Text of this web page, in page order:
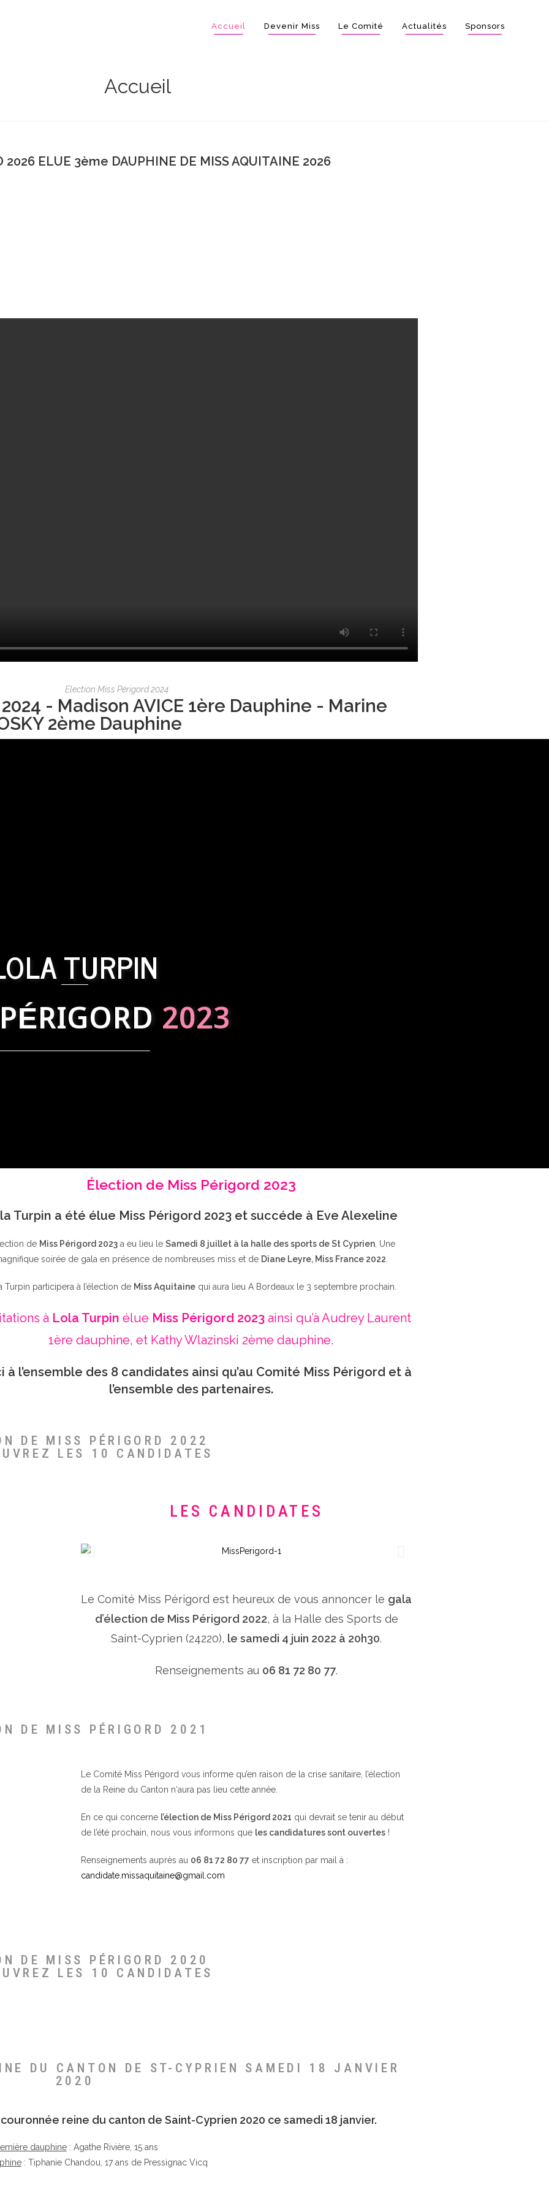
Accueil Devenir Miss Le Comité Actualités Sponsors
Accueil
2026 ELUE 3ème DAUPHINE DE MISS AQUITAINE 2026
Election Miss Périgord 2024
- Madison AVICE 1ère Dauphine - Marine
2ème Dauphine
TURPIN
2023
Élection de Miss Périgord 2023
Turpin a été élue Miss Périgord 2023 et succéde à Eve Alexeline
de Miss Périgord 2023a eu lieu le Samedi 8 juillet à la halle des sports de St Cyprien, Une
soirée de gala en présence de nombreuses miss et de Diane Leyre, Miss France 2022
Turpin participera à l’élection de Miss Aquitaine qui aura lieu A Bordeaux le 3 septembre prochain.
à Lola Turpin élue Miss Périgord 2023ainsi qu’à Audrey Laurent
1ère dauphine, et Kathy Wlazinski 2ème dauphine.
à l’ensemble des 8 candidates ainsi qu’au Comité Miss Périgord et à
l’ensemble des partenaires.
DE MISS PÉRIGORD 2022
LES 10 CANDIDATES
LES CANDIDATES
Le Comité Miss Périgord est heureux de vous annoncer le gala
d’élection de Miss Périgord 2022, à la Halle des Sports de
Saint-Cyprien (24220), le samedi 4 juin 2022 à 20h30.
Renseignements au 06 81 72 80 77.
DE MISS PÉRIGORD 2021
Le Comité Miss Périgord vous informe qu’en raison de la crise sanitaire, l’élection
de la Reine du Canton n‘aura pas lieu cette année.
En ce qui concerne l’élection de Miss Périgord 2021 qui devrait se tenir au début
de l’été prochain, nous vous informons que les candidatures sont ouvertes !
Renseignements auprès au 06 81 72 80 77 et inscription par mail à :
candidate.missaquitaine@gmail.com
DE MISS PÉRIGORD 2020
LES 10 CANDIDATES
DU CANTON DE ST-CYPRIEN SAMEDI 18 JANVIER
2020
couronnée reine du canton de Saint-Cyprien 2020 ce samedi 18 janvier.
dauphine: Agathe Rivière, 15 ans
: Tiphanie Chandou, 17 ans de Pressignac Vicq